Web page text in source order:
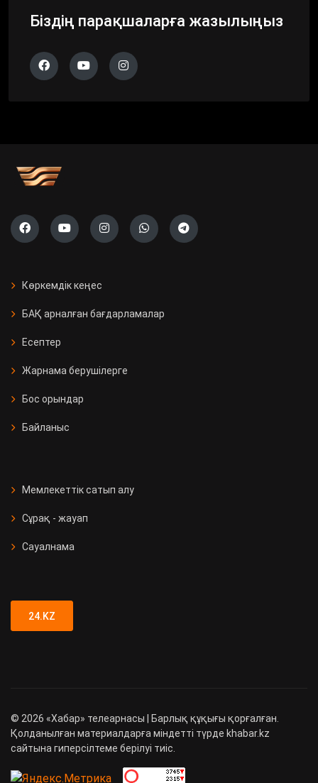
Біздің парақшаларға жазылыңыз
Көркемдік кеңес
БАҚ арналған бағдарламалар
Есептер
Жарнама берушілерге
Бос орындар
Байланыс
Мемлекеттік сатып алу
Сұрақ - жауап
Сауалнама
24.KZ
© 2026 «Хабар» телеарнасы | Барлық құқығы қорғалған.
Қолданылған материалдарға міндетті түрде khabar.kz
сайтына гиперсілтеме берілуі тиіс.